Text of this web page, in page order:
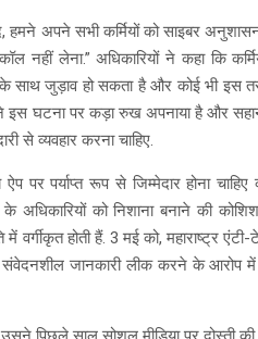
हमने अपने सभी कर्मियों को साइबर
नहीं लेना.” अधिकारियों ने कहा कि
साथ जुड़ाव हो सकता है और कोई भी इस
घटना पर कड़ा रुख अपनाया है और
से व्यवहार करना चाहिए.
पर पर्याप्त रूप से जिम्मेदार होना
को निशाना बनाने की
वर्गीकृत होती हैं. 3 मई को, महाराष्ट्र
जानकारी लीक करने के आरोप में